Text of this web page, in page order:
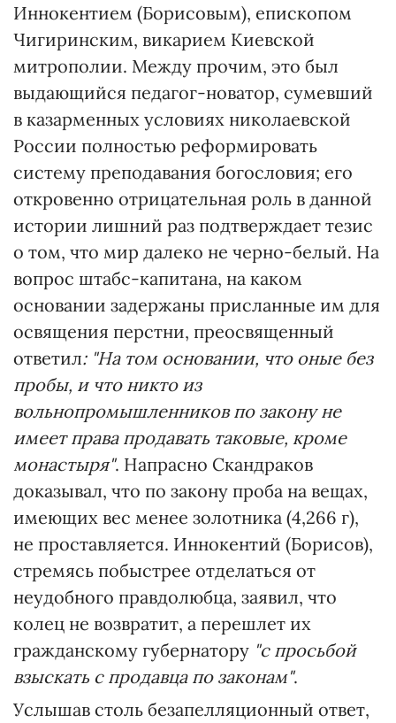
Иннокентием (Борисовым), епископом
Чигиринским, викарием Киевской
митрополии. Между прочим, это был
выдающийся педагог-новатор, сумевший
в казарменных условиях николаевской
России полностью реформировать
систему преподавания богословия; его
откровенно отрицательная роль в данной
истории лишний раз подтверждает тезис
о том, что мир далеко не черно-белый. На
вопрос штабс-капитана, на каком
основании задержаны присланные им для
освящения перстни, преосвященный
ответил: "На том основании, что оные без
пробы, и что никто из
вольнопромышленников по закону не
имеет права продавать таковые, кроме
монастыря". Напрасно Скандраков
доказывал, что по закону проба на вещах,
имеющих вес менее золотника (4,266 г),
не проставляется. Иннокентий (Борисов),
стремясь побыстрее отделаться от
неудобного правдолюбца, заявил, что
колец не возвратит, а перешлет их
гражданскому губернатору "с просьбой
взыскать с продавца по законам".
Услышав столь безапелляционный ответ,